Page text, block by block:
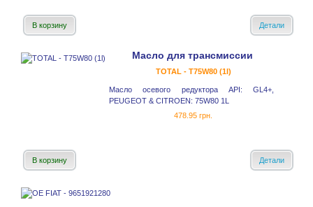
В корзину Детали
Масло для трансмиссии
TOTAL - T75W80 (1l)
Масло осевого редуктора API: GL4+,
PEUGEOT & CITROEN: 75W80 1L
478.95 грн.
В корзину Детали